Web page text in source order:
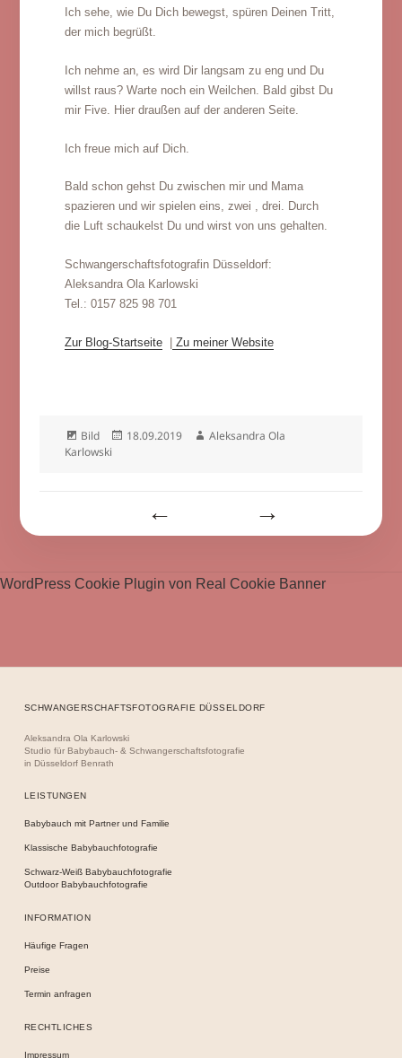
Ich sehe, wie Du Dich bewegst, spüren Deinen Tritt,
der mich begrüßt.
Ich nehme an, es wird Dir langsam zu eng und Du
willst raus? Warte noch ein Weilchen. Bald gibst Du
mir Five. Hier draußen auf der anderen Seite.
Ich freue mich auf Dich.
Bald schon gehst Du zwischen mir und Mama
spazieren und wir spielen eins, zwei , drei. Durch
die Luft schaukelst Du und wirst von uns gehalten.
Schwangerschaftsfotografin Düsseldorf:
Aleksandra Ola Karlowski
Tel.: 0157 825 98 701
Zur Blog-Startseite Zu meiner Website
Format
Bild
Veröffentlicht
18.09.2019 Autor
Aleksandra Ola
Karlowski
WordPress Cookie Plugin von Real Cookie Banner
SCHWANGERSCHAFTSFOTOGRAFIE DÜSSELDORF
Aleksandra Ola Karlowski
Studio für Babybauch- & Schwangerschaftsfotografie
in Düsseldorf Benrath
LEISTUNGEN
Babybauch mit Partner und Familie
Klassische Babybauchfotografie
Schwarz-Weiß Babybauchfotografie
Outdoor Babybauchfotografie
INFORMATION
Häufige Fragen
Preise
Termin anfragen
RECHTLICHES
Impressum